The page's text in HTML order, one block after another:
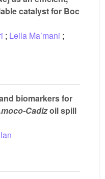
catalyst for Boc
; Leila Ma’mani ;
biomarkers for
Cadizoil spill